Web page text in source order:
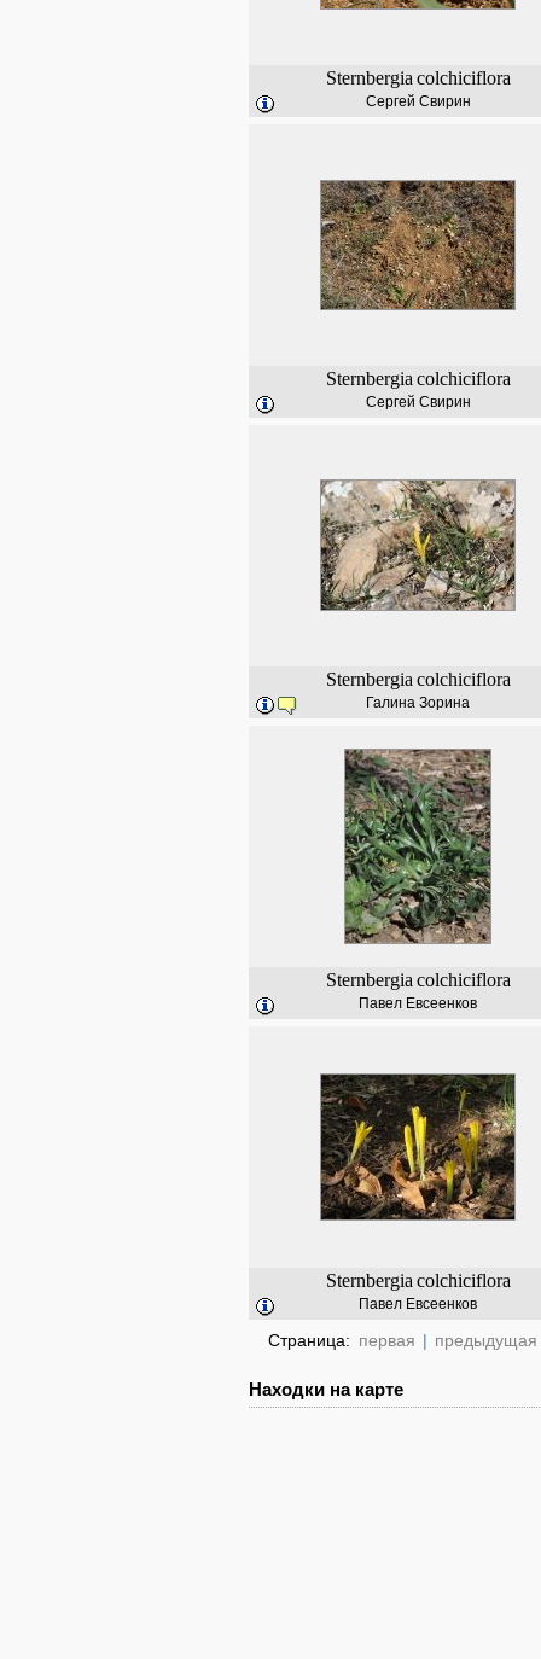
Sternbergia colchiciflora
Сергей Свирин
Sternbergia colchiciflora
Сергей Свирин
Sternbergia colchiciflora
Галина Зорина
Sternbergia colchiciflora
Павел Евсеенков
Sternbergia colchiciflora
Павел Евсеенков
Страница: первая | предыдущая
Находки на карте